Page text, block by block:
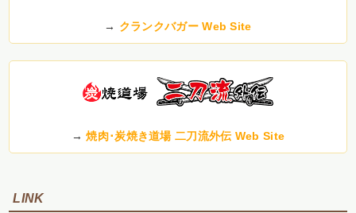
→ クランクバガー Web Site
→焼肉･炭焼き道場 二刀流外伝 Web Site
LINK